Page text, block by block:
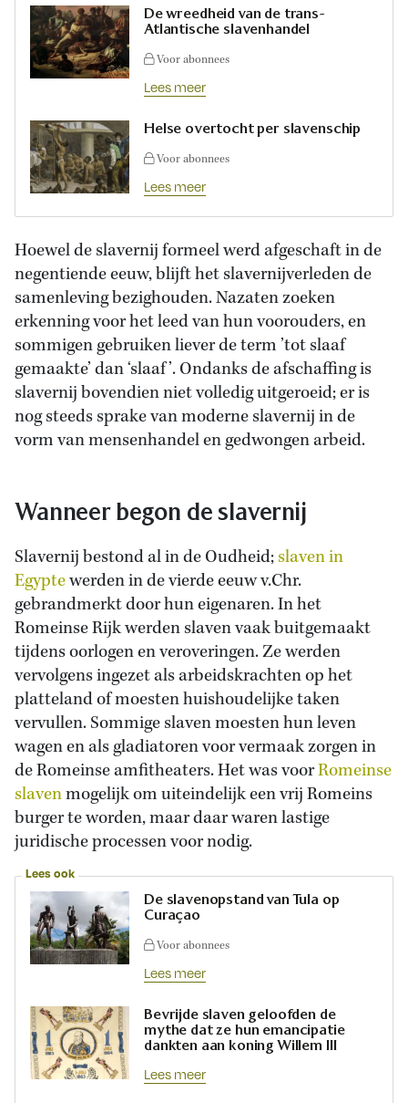
De wreedheid van de trans-
Atlantische slavenhandel
Voor abonnees
Lees meer
Helse overtocht per slavenschip
Voor abonnees
Lees meer
Hoewel de slavernij formeel werd afgeschaft in de
negentiende eeuw, blijft het slavernijverleden de
samenleving bezighouden. Nazaten zoeken
erkenning voor het leed van hun voorouders, en
sommigen gebruiken liever de term ’tot slaaf
gemaakte’ dan ‘slaaf’. Ondanks de afschaffing is
slavernij bovendien niet volledig uitgeroeid; er is
nog steeds sprake van moderne slavernij in de
vorm van mensenhandel en gedwongen arbeid.
Wanneer begon de slavernij
Slavernij bestond al in de Oudheid;slaven in
Egyptewerden in de vierde eeuw v.Chr.
gebrandmerkt door hun eigenaren. In het
Romeinse Rijk werden slaven vaak buitgemaakt
tijdens oorlogen en veroveringen. Ze werden
vervolgens ingezet als arbeidskrachten op het
platteland of moesten huishoudelijke taken
vervullen. Sommige slaven moesten hun leven
wagen en als gladiatoren voor vermaak zorgen in
de Romeinse amfitheaters. Het was voorRomeinse
slavenmogelijk om uiteindelijk een vrij Romeins
burger te worden, maar daar waren lastige
juridische processen voor nodig.
Lees ook
De slavenopstand van Tula op
Curaçao
Voor abonnees
Lees meer
Bevrijde slaven geloofden de
mythe dat ze hun emancipatie
dankten aan koning Willem III
Lees meer